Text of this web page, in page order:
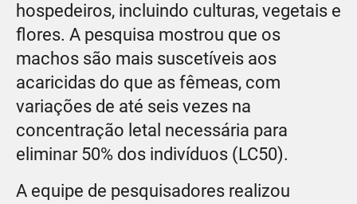
hospedeiros, incluindo culturas, vegetais e
flores. A pesquisa mostrou que os
machos são mais suscetíveis aos
acaricidas do que as fêmeas, com
variações de até seis vezes na
concentração letal necessária para
eliminar 50% dos indivíduos (LC50).
A equipe de pesquisadores realizou